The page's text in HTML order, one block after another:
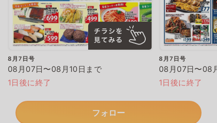
8月7日号
08月07日〜08月10日まで
1日後に終了
8月7日号
08月07日〜08
1日後に終了
フォロー